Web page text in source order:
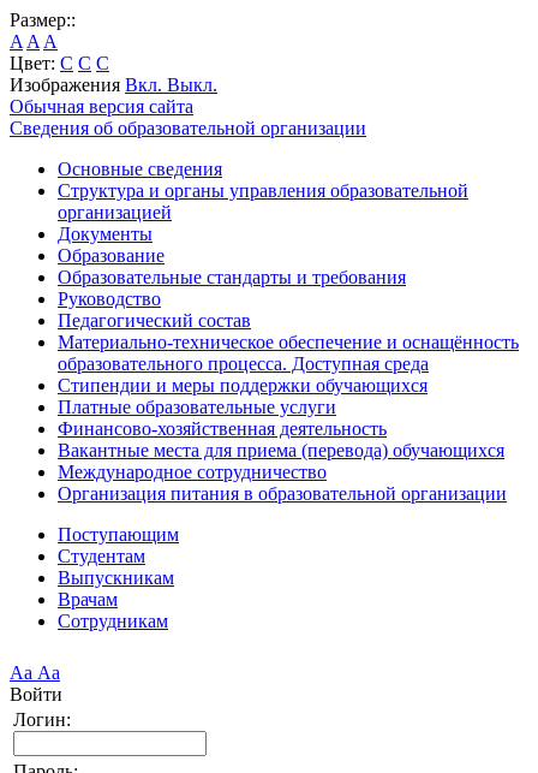
Размер::
A A A
Цвет: C C C
Изображения Вкл. Выкл.
Обычная версия сайта
Сведения об образовательной организации
Основные сведения
Структура и органы управления образовательной
организацией
Документы
Образование
Образовательные стандарты и требования
Руководство
Педагогический состав
Материально-техническое обеспечение и оснащённость
образовательного процесса. Доступная среда
Стипендии и меры поддержки обучающихся
Платные образовательные услуги
Финансово-хозяйственная деятельность
Вакантные места для приема (перевода) обучающихся
Международное сотрудничество
Организация питания в образовательной организации
Поступающим
Студентам
Выпускникам
Врачам
Сотрудникам
Аа Аа
Войти
Логин: